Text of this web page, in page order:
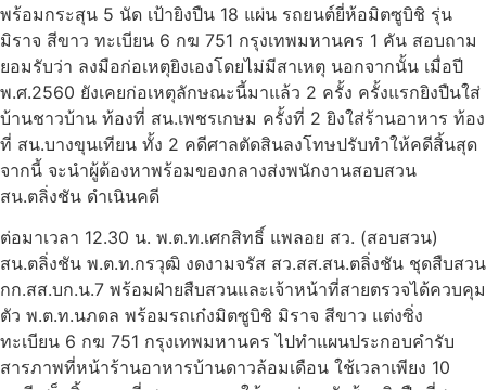
พร้อมกระสุน 5 นัด เป้ายิงปืน 18 แผ่น รถยนต์ยี่ห้อมิตซูบิชิ รุ่น
มิราจ สีขาว ทะเบียน 6 กฆ 751 กรุงเทพมหานคร 1 คัน สอบถาม
ยอมรับว่า ลงมือก่อเหตุยิงเองโดยไม่มีสาเหตุ นอกจากนั้น เมื่อปี
พ.ศ.2560 ยังเคยก่อเหตุลักษณะนี้มาแล้ว 2 ครั้ง ครั้งแรกยิงปืนใส่
บ้านชาวบ้าน ท้องที่ สน.เพชรเกษม ครั้งที่ 2 ยิงใส่ร้านอาหาร ท้อง
ที่ สน.บางขุนเทียน ทั้ง 2 คดีศาลตัดสินลงโทษปรับทำให้คดีสิ้นสุด
จากนี้ จะนำผู้ต้องหาพร้อมของกลางส่งพนักงานสอบสวน
สน.ตลิ่งชัน ดำเนินคดี
ต่อมาเวลา 12.30 น. พ.ต.ท.เศกสิทธิ์ แพลอย สว. (สอบสวน)
สน.ตลิ่งชัน พ.ต.ท.กรวุฒิ งดงามจรัส สว.สส.สน.ตลิ่งชัน ชุดสืบสวน
กก.สส.บก.น.7 พร้อมฝ่ายสืบสวนและเจ้าหน้าที่สายตรวจได้ควบคุม
ตัว พ.ต.ท.นภดล พร้อมรถเก๋งมิตซูบิชิ มิราจ สีขาว แต่งซิ่ง
ทะเบียน 6 กฆ 751 กรุงเทพมหานคร ไปทำแผนประกอบคำรับ
สารภาพที่หน้าร้านอาหารบ้านดาวล้อมเดือน ใช้เวลาเพียง 10